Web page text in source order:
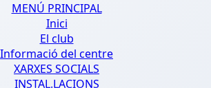
MENÚ PRINCIPAL
Inici
El club
Informació del centre
XARXES SOCIALS
INSTAL.LACIONS